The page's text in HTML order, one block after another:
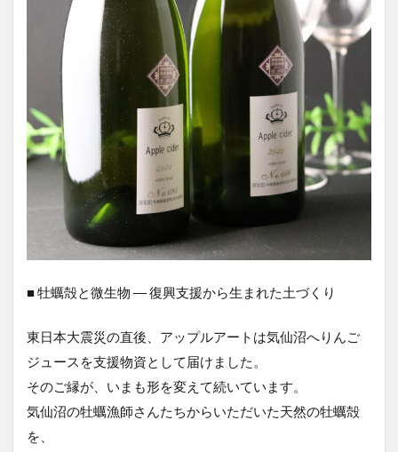
■ 牡蠣殻と微生物 ― 復興支援から生まれた土づくり
東日本大震災の直後、アップルアートは気仙沼へりんご
ジュースを支援物資として届けました。
そのご縁が、いまも形を変えて続いています。
気仙沼の牡蠣漁師さんたちからいただいた天然の牡蠣殻
を、